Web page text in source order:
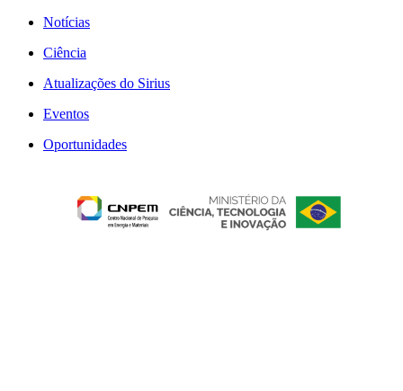
Notícias
Ciência
Atualizações do Sirius
Eventos
Oportunidades